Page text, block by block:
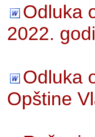
Odluka
2022.
Odluka
Opštine